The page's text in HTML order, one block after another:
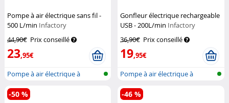
Pompe à air électrique sans fil -
500 L/min Infactory
44,90€ Prix conseillé
23,95€
Pompe à air électrique à
batterie a...
Gonfleur électrique rechargeable
USB - 200L/min Infactory
36,90€ Prix conseillé
19,95€
Pompe à air électrique à
batterie a...
-50 % -46 %